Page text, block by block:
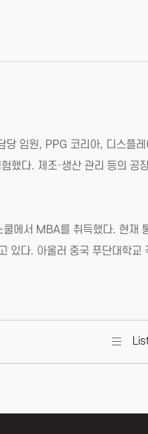
임원, PPG 코리아, 디스플
했다. 제조·생산 관리 등의
에서 MBA를 취득했다. 현재
다. 아울러 중국 푸단대학